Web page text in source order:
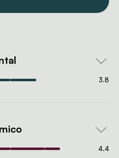
3.8
4.4